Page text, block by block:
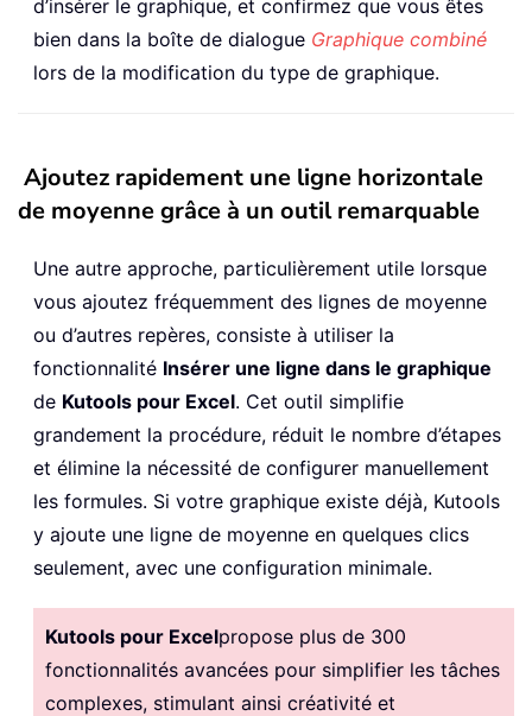
d’insérer le graphique, et confirmez que vous êtes
bien dans la boîte de dialogue Graphique combiné
lors de la modification du type de graphique.
Ajoutez rapidement une ligne horizontale
de moyenne grâce à un outil remarquable
Une autre approche, particulièrement utile lorsque
vous ajoutez fréquemment des lignes de moyenne
ou d’autres repères, consiste à utiliser la
fonctionnalité Insérer une ligne dans le graphique
de Kutools pour Excel. Cet outil simplifie
grandement la procédure, réduit le nombre d’étapes
et élimine la nécessité de configurer manuellement
les formules. Si votre graphique existe déjà, Kutools
y ajoute une ligne de moyenne en quelques clics
seulement, avec une configuration minimale.
Kutools pour Excelpropose plus de 300
fonctionnalités avancées pour simplifier les tâches
complexes, stimulant ainsi créativité et